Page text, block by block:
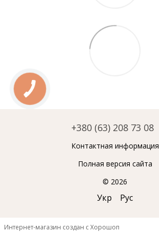
+380 (63) 208 73 08
Контактная информация
Полная версия сайта
© 2026
Укр Рус
Интернет-магазин создан с Хорошоп